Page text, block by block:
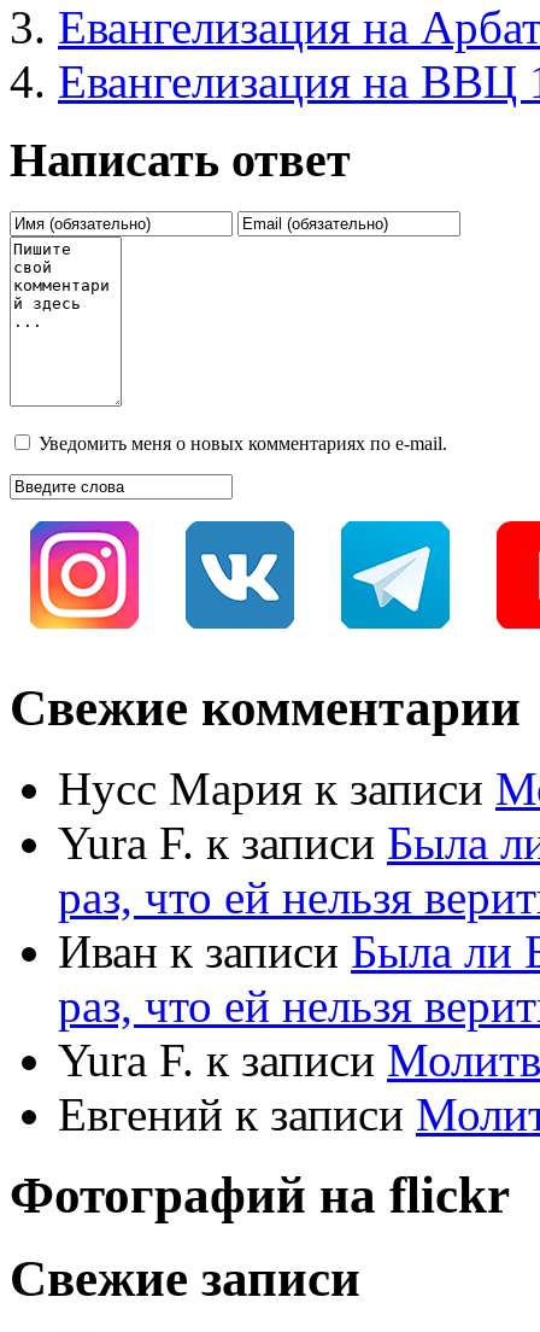
Евангелизация на
Евангелизация на ВВЦ
Написать ответ
Уведомить меня о новых комментариях по e-mail.
Свежие комментарии
Нусс Мария к записи
Yura F. к записи Была
раз, что ей нельзя
Иван к записи Была ли
раз, что ей нельзя
Yura F. к записи
Евгений к записи
Фотографий на flickr
Свежие записи